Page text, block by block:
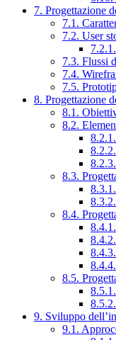
7. Progettazione
7.1.
7.2. User
7.3. Flussi
7.4.
7.5.
8. Progettazione
8.1.
8.2.
8.3.
8.4.
8.5.
9. Sviluppo
9.1.